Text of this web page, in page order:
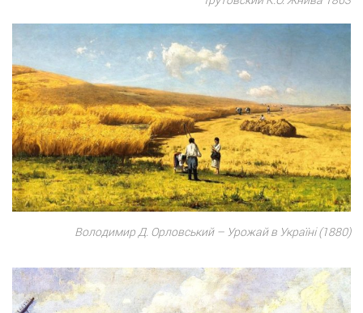
Володимир Д. Орловський – Урожай в Україні (1880)